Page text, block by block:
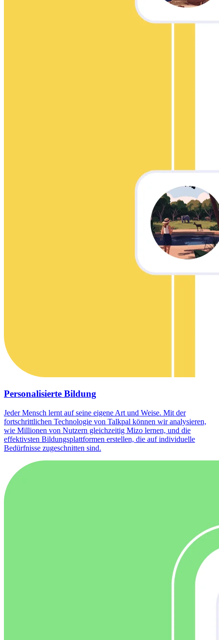
Personalisierte Bildung
Jeder Mensch lernt auf seine eigene Art und Weise. Mit der
fortschrittlichen Technologie von Talkpal können wir analysieren,
wie Millionen von Nutzern gleichzeitig Mizo lernen, und die
effektivsten Bildungsplattformen erstellen, die auf individuelle
Bedürfnisse zugeschnitten sind.